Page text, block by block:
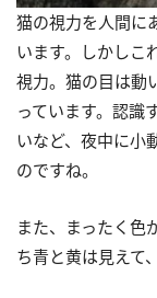
猫の視力を人間に
います。しかしこ
視力。猫の目は動
っています。認識
いなど、夜中に小
のですね。
また、まったく色
ち青と黄は見えて